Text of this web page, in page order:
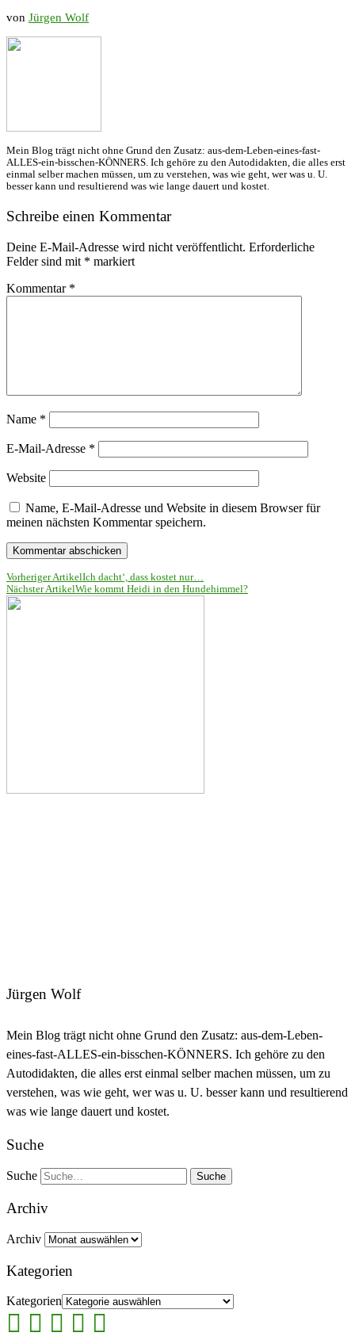
von Jürgen Wolf
Mein Blog trägt nicht ohne Grund den Zusatz: aus-dem-Leben-eines-fast-
ALLES-ein-bisschen-KÖNNERS. Ich gehöre zu den Autodidakten, die alles erst
einmal selber machen müssen, um zu verstehen, was wie geht, wer was u. U.
besser kann und resultierend was wie lange dauert und kostet.
Schreibe einen Kommentar
Deine E-Mail-Adresse wird nicht veröffentlicht. Erforderliche
Felder sind mit * markiert
Kommentar *
Name *
E-Mail-Adresse *
Website
Name, E-Mail-Adresse und Website in diesem Browser für
meinen nächsten Kommentar speichern.
Vorheriger ArtikelIch dacht‘, dass kostet nur…
Nächster ArtikelWie kommt Heidi in den Hundehimmel?
Jürgen Wolf
Mein Blog trägt nicht ohne Grund den Zusatz: aus-dem-Leben-
eines-fast-ALLES-ein-bisschen-KÖNNERS. Ich gehöre zu den
Autodidakten, die alles erst einmal selber machen müssen, um zu
verstehen, was wie geht, wer was u. U. besser kann und resultierend
was wie lange dauert und kostet.
Suche
Suche
Archiv
Archiv
Kategorien
Kategorien